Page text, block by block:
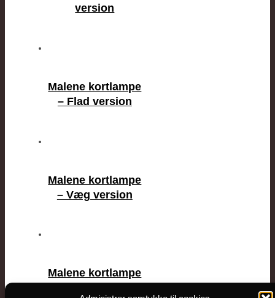
version
Malene kortlampe
– Flad version
Malene kortlampe
– Væg version
Malene kortlampe